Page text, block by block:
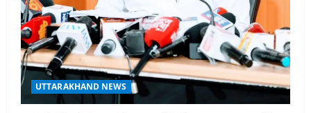
UTTARAKHAND NEWS